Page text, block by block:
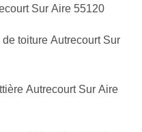
Sur Aire 55120
toiture Autrecourt Sur
Autrecourt Sur Aire